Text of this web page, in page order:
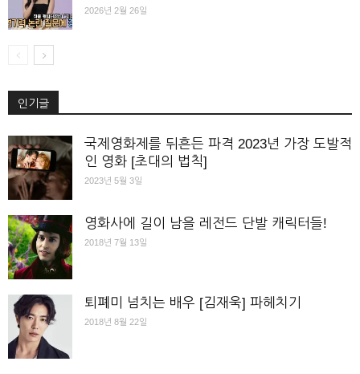
2026년 2월 26일
인기글
국제영화제를 뒤흔든 파격 2023년 가장 도발적
인 영화 [초대의 법칙]
2023년 5월 3일
영화사에 길이 남을 레전드 단발 캐릭터들!
2018년 7월 13일
퇴폐미 넘치는 배우 [김재욱] 파헤치기
2018년 8월 22일